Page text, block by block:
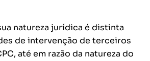
natureza jurídica é distinta
de intervenção de terceiros
até em razão da natureza do